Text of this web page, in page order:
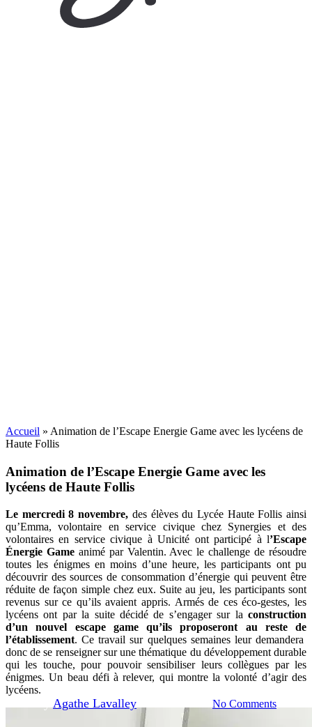
Actualités
Animation de l’Escape Energie
Game avec les lycéens de Haute
Follis
Agathe Lavalley No Comments
Accueil » Animation de l’Escape Energie Game avec les lycéens de
Haute Follis
Animation de l’Escape Energie Game avec les
lycéens de Haute Follis
Le mercredi 8 novembre, des élèves du Lycée Haute Follis ainsi
qu’Emma, volontaire en service civique chez Synergies et des
volontaires en service civique à Unicité ont participé à l’Escape
Énergie Gameanimé par Valentin. Avec le challenge de résoudre
toutes les énigmes en moins d’une heure, les participants ont pu
découvrir des sources de consommation d’énergie qui peuvent être
réduite de façon simple chez eux. Suite au jeu, les participants sont
revenus sur ce qu’ils avaient appris. Armés de ces éco-gestes, les
lycéens ont par la suite décidé de s’engager sur la construction
d’un nouvel escape game qu’ils proposeront au reste de
l’établissement. Ce travail sur quelques semaines leur demandera
donc de se renseigner sur une thématique du développement durable
qui les touche, pour pouvoir sensibiliser leurs collègues par les
énigmes. Un beau défi à relever, qui montre la volonté d’agir des
lycéens.